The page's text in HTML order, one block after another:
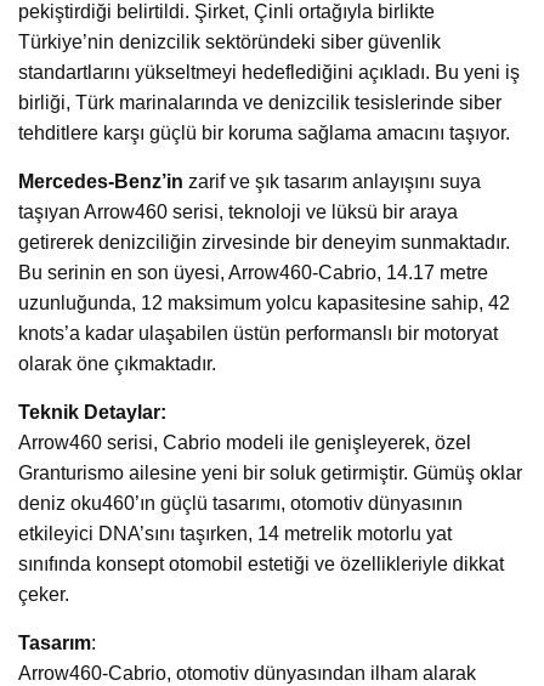
pekiştirdiği belirtildi. Şirket, Çinli ortağıyla birlikte
Türkiye’nin denizcilik sektöründeki siber güvenlik
standartlarını yükseltmeyi hedeflediğini açıkladı. Bu yeni iş
birliği, Türk marinalarında ve denizcilik tesislerinde siber
tehditlere karşı güçlü bir koruma sağlama amacını taşıyor.
Mercedes-Benz’in zarif ve şık tasarım anlayışını suya
taşıyan Arrow460 serisi, teknoloji ve lüksü bir araya
getirerek denizciliğin zirvesinde bir deneyim sunmaktadır.
Bu serinin en son üyesi, Arrow460-Cabrio, 14.17 metre
uzunluğunda, 12 maksimum yolcu kapasitesine sahip, 42
knots’a kadar ulaşabilen üstün performanslı bir motoryat
olarak öne çıkmaktadır.
Teknik Detaylar:
Arrow460 serisi, Cabrio modeli ile genişleyerek, özel
Granturismo ailesine yeni bir soluk getirmiştir. Gümüş oklar
deniz oku460’ın güçlü tasarımı, otomotiv dünyasının
etkileyici DNA’sını taşırken, 14 metrelik motorlu yat
sınıfında konsept otomobil estetiği ve özellikleriyle dikkat
çeker.
Tasarım:
Arrow460-Cabrio, otomotiv dünyasından ilham alarak